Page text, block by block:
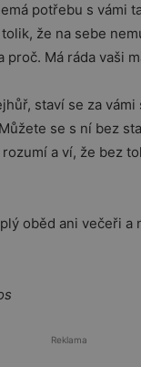
potřebu s vámi
že na sebe
proč. Má ráda vaši
staví se za
se s ní bez
a ví, že bez
oběd ani večeři a
Reklama